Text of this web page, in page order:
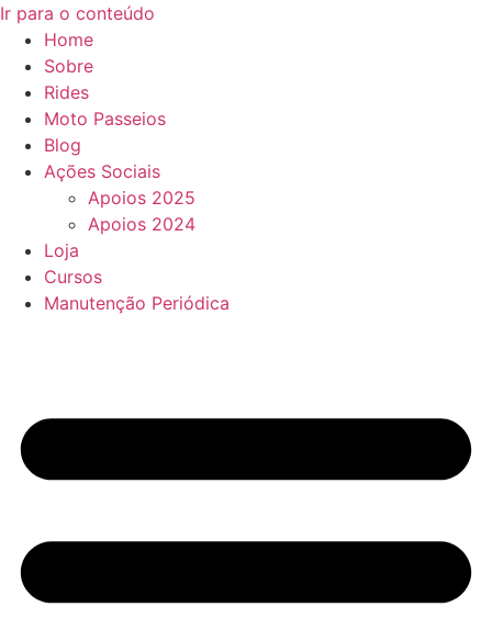
Ir para o conteúdo
Home
Sobre
Rides
Moto Passeios
Blog
Ações Sociais
Apoios 2025
Apoios 2024
Loja
Cursos
Manutenção Periódica